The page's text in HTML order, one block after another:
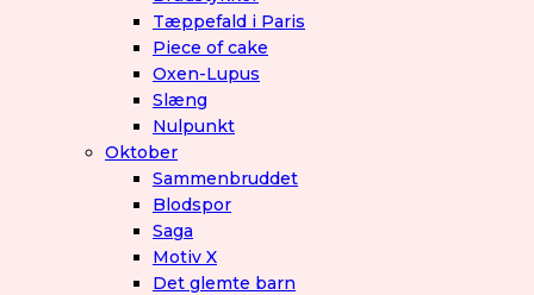
Tæppefald i Paris
Piece of cake
Oxen-Lupus
Slæng
Nulpunkt
Oktober
Sammenbruddet
Blodspor
Saga
Motiv X
Det glemte barn